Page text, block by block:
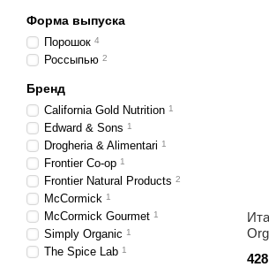
Форма выпуска
Порошок 4
Россыпью 2
Бренд
California Gold Nutrition 1
Edward & Sons 1
Drogheria & Alimentari 1
Frontier Co-op 1
Frontier Natural Products 2
McCormick 1
McCormick Gourmet 1
Simply Organic 1
The Spice Lab 1